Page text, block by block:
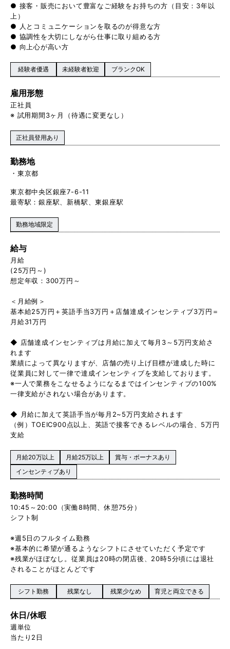
● 接客・販売において豊富なご経験をお持ちの方（目安：3年以
上）
● 人とコミュニケーションを取るのが得意な方
● 協調性を大切にしながら仕事に取り組める方
● 向上心が高い方
経験者優遇 未経験者歓迎 ブランクOK
雇用形態
正社員
※ 試用期間3ヶ月（待遇に変更なし）
正社員登用あり
勤務地
東京都
東京都中央区銀座7-6-11
最寄駅：銀座駅、新橋駅、東銀座駅
勤務地域限定
給与
月給
(25万円～)
想定年収：300万円～
＜月給例＞
基本給25万円＋英語手当3万円＋店舗達成インセンティブ3万円＝
月給31万円
◆ 店舗達成インセンティブは月給に加えて毎月3～5万円支給さ
れます
業績によって異なりますが、店舗の売り上げ目標が達成した時に
従業員に対して一律で達成インセンティブを支給しております。
※一人で業務をこなせるようになるまではインセンティブの100%
一律支給がされない場合があります。
◆ 月給に加えて英語手当が毎月2~5万円支給されます
（例）TOEIC900点以上、英語で接客できるレベルの場合、5万円
支給
月給20万以上 月給25万以上
賞与・ボーナスあり
インセンティブあり
勤務時間
10:45～20:00（実働8時間、休憩75分）
シフト制
※週5日のフルタイム勤務
※基本的に希望が通るようなシフトにさせていただく予定です
※残業がほぼなし。従業員は20時の閉店後、20時5分頃には退社
されることがほとんどです
シフト勤務 残業なし 残業少なめ 育児と両立できる
休日/休暇
週単位
当たり2日